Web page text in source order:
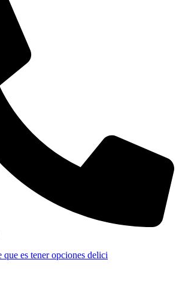
que es tener opciones delici